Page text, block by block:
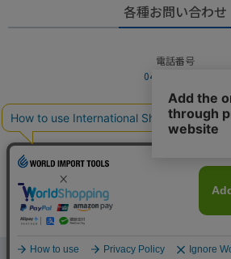
各種お問い合わせ
電話番号
045-949-2451
営業時間
10：00～19：00
お問い合わせフォームからお
Copyright © WORLD IMPORT TOOLS